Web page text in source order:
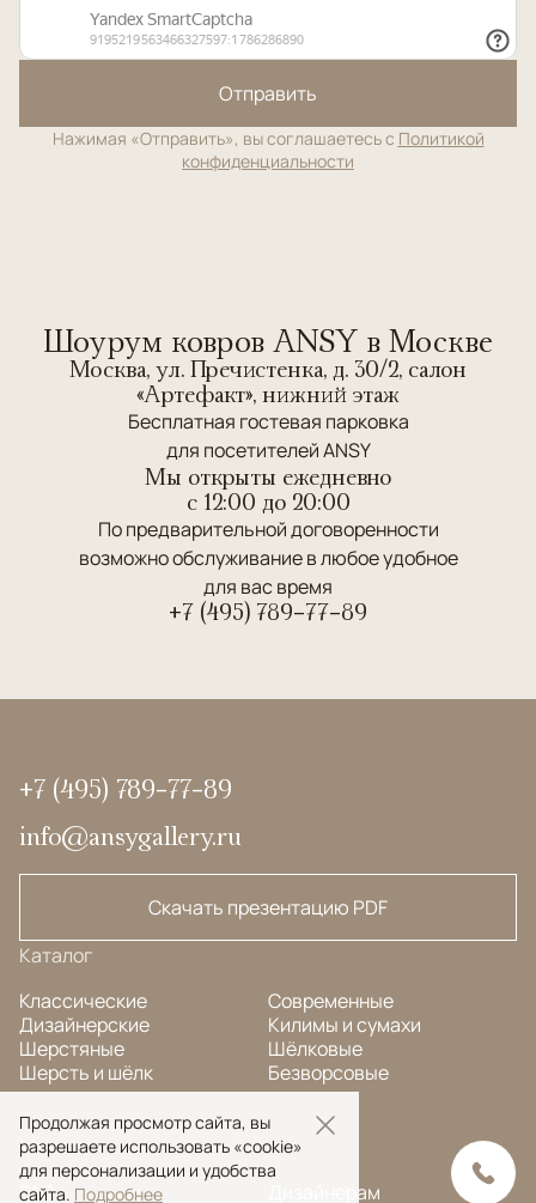
Отправить
Нажимая «Отправить», вы соглашаетесь с Политикой
конфиденциальности
Шоурум ковров ANSY в Москве
Москва, ул. Пречистенка, д. 30/2, салон
«Артефакт», нижний этаж
Бесплатная гостевая парковка
для посетителей ANSY
Мы открыты ежедневно
c 12:00 до 20:00
По предварительной договоренности
возможно обслуживание в любое удобное
для вас время
+7 (495) 789-77-89
+7 (495) 789-77-89
info@ansygallery.ru
Скачать презентацию PDF
Каталог
Классические
Дизайнерские
Шерстяные
Шерсть и шёлк
Современные
Килимы и сумахи
Шёлковые
Безворсовые
Меню
FAQ
Дизайнерам
Продолжая просмотр сайта, вы
разрешаете использовать «cookie»
для персонализации и удобства
сайта. Подробнее